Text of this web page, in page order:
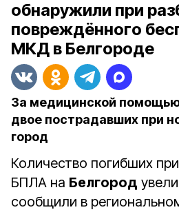
обнаружили при
повреждённого
МКД в Белгороде
За медицинской
двое пострадавших при
город
Количество погибших
БПЛА на Белгород
сообщили в